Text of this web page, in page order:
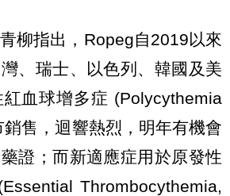
柳指出，Ropeg自2019以來
、瑞士、以色列、韓國及美
血球增多症 (Polycythemia
售，迴響熱烈，明年有機會
證；而新適應症用於原發性
Thrombocythemia,